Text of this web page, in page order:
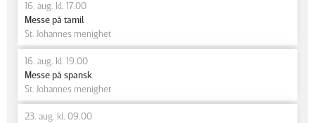
16. aug. kl. 17.00
Messe på tamil
St. Johannes menighet
16. aug. kl. 19.00
Messe på spansk
St. Johannes menighet
23. aug. kl. 09.00